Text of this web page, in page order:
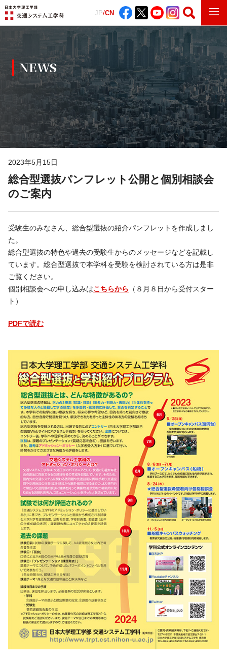
JP/CN
NEWS
2023年5月15日
総合型選抜パンフレット公開と個別相談会
のご案内
受験生のみなさん、総合型選抜の紹介パンフレットを作成しまし
た。
総合型選抜の特色や過去の受験生からのメッセージなどを記載し
ています。総合型選抜で本学科を受験を検討されている方は是非
ご覧ください。
個別相談会への申し込みはこちらから （８月８日から受付スター
ト）
PDFで読む